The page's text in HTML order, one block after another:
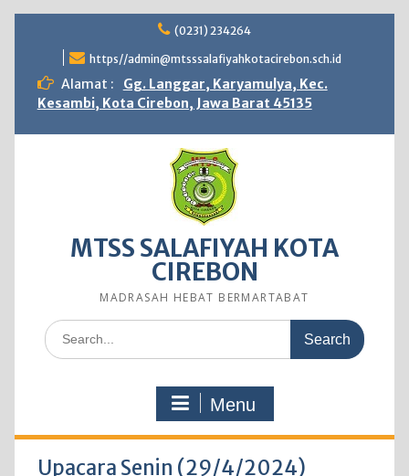
content
(0231) 234264
https//admin@mtsssalafiyahkotacirebon.sch.id
Alamat :
Gg. Langgar, Karyamulya, Kec.
Kesambi, Kota Cirebon, Jawa Barat 45135
MTSS SALAFIYAH KOTA
CIREBON
MADRASAH HEBAT BERMARTABAT
Search
for:
Menu
Upacara Senin (29/4/2024)